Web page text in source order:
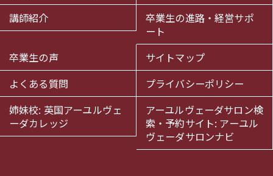
講師紹介
卒業生の進路・経営サポ
ート
卒業生の声
サイトマップ
よくある質問
プライバシーポリシー
姉妹校: 英国アーユルヴェ
ーダカレッジ
アーユルヴェーダサロン検
索・予約サイト: アーユル
ヴェーダサロンナビ